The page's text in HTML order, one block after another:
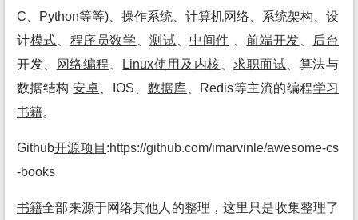
C、Python等等)、 操作系统 计算机网络、 系统架构 、设
计模式 程序员数学 、测试 中间件 、前端开发
后台
开发、
网络编程 Linux使用及 内核 、求职面试 、算法与
数据结构安卓 、IOS、 数据库 、Redis等主流的编程学习
书籍。
Github开源项目 :https://github.com/imarvinle/awesome-cs
-books
书籍全部来源于网络其他人的整理，这里只是收集整理了